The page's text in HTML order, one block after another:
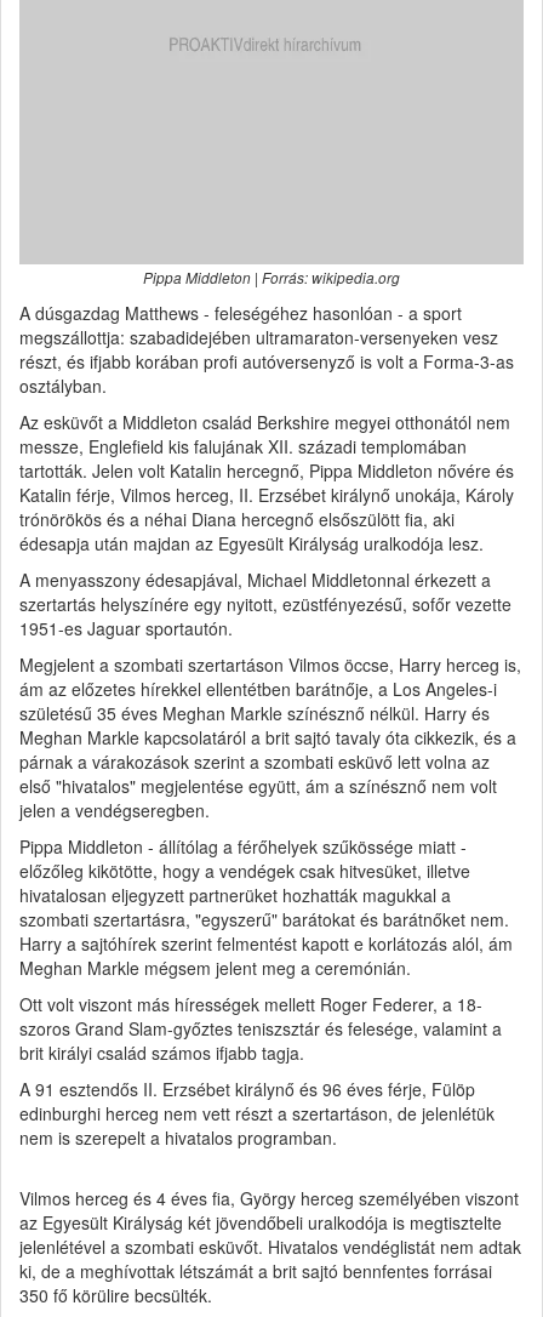
Pippa Middleton | Forrás: wikipedia.org
A dúsgazdag Matthews - feleségéhez hasonlóan - a sport
megszállottja: szabadidejében ultramaraton-versenyeken vesz
részt, és ifjabb korában profi autóversenyző is volt a Forma-3-as
osztályban.
Az esküvőt a Middleton család Berkshire megyei otthonától nem
messze, Englefield kis falujának XII. századi templomában
tartották. Jelen volt Katalin hercegnő, Pippa Middleton nővére és
Katalin férje, Vilmos herceg, II. Erzsébet királynő unokája, Károly
trónörökös és a néhai Diana hercegnő elsőszülött fia, aki
édesapja után majdan az Egyesült Királyság uralkodója lesz.
A menyasszony édesapjával, Michael Middletonnal érkezett a
szertartás helyszínére egy nyitott, ezüstfényezésű, sofőr vezette
1951-es Jaguar sportautón.
Megjelent a szombati szertartáson Vilmos öccse, Harry herceg is,
ám az előzetes hírekkel ellentétben barátnője, a Los Angeles-i
születésű 35 éves Meghan Markle színésznő nélkül. Harry és
Meghan Markle kapcsolatáról a brit sajtó tavaly óta cikkezik, és a
párnak a várakozások szerint a szombati esküvő lett volna az
első "hivatalos" megjelentése együtt, ám a színésznő nem volt
jelen a vendégseregben.
Pippa Middleton - állítólag a férőhelyek szűkössége miatt -
előzőleg kikötötte, hogy a vendégek csak hitvesüket, illetve
hivatalosan eljegyzett partnerüket hozhatták magukkal a
szombati szertartásra, "egyszerű" barátokat és barátnőket nem.
Harry a sajtóhírek szerint felmentést kapott e korlátozás alól, ám
Meghan Markle mégsem jelent meg a ceremónián.
Ott volt viszont más hírességek mellett Roger Federer, a 18-
szoros Grand Slam-győztes teniszsztár és felesége, valamint a
brit királyi család számos ifjabb tagja.
A 91 esztendős II. Erzsébet királynő és 96 éves férje, Fülöp
edinburghi herceg nem vett részt a szertartáson, de jelenlétük
nem is szerepelt a hivatalos programban.
Vilmos herceg és 4 éves fia, György herceg személyében viszont
az Egyesült Királyság két jövendőbeli uralkodója is megtisztelte
jelenlétével a szombati esküvőt. Hivatalos vendéglistát nem adtak
ki, de a meghívottak létszámát a brit sajtó bennfentes forrásai
350 fő körülire becsülték.